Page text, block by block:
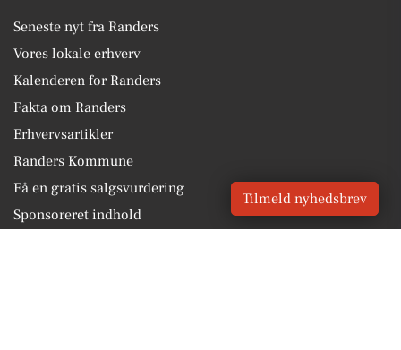
Seneste nyt fra Randers
Vores lokale erhverv
Kalenderen for Randers
Fakta om Randers
Erhvervsartikler
Randers Kommune
Få en gratis salgsvurdering
Sponsoreret indhold
Tilmeld nyhedsbrev